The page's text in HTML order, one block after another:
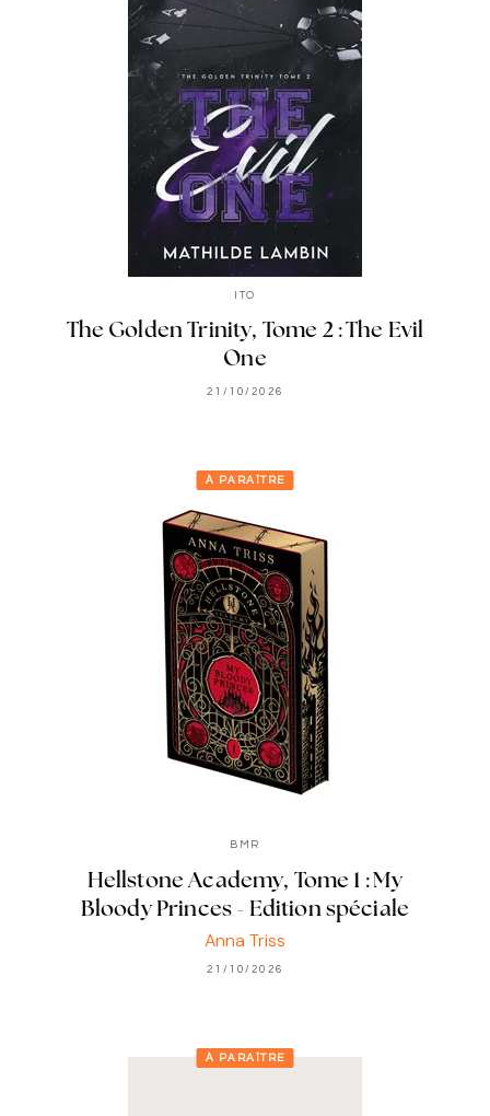
ITO
The Golden Trinity, Tome 2 : The Evil
One
21/10/2026
À PARAÎTRE
BMR
Hellstone Academy, Tome 1 : My
Bloody Princes - Edition spéciale
Anna Triss
21/10/2026
À PARAÎTRE